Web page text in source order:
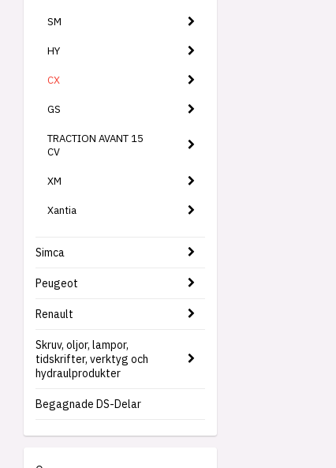
SM
HY
CX
GS
TRACTION AVANT 15
CV
XM
Xantia
Simca
Peugeot
Renault
Skruv, oljor, lampor,
tidskrifter, verktyg och
hydraulprodukter
Begagnade DS-Delar